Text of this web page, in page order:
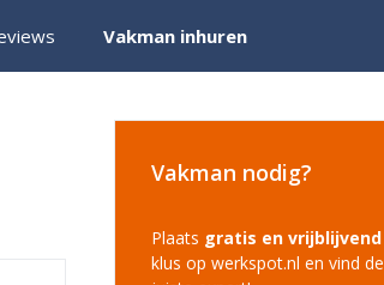
Vakman inhuren
Vakman nodig?
Plaats gratis en vrijblijvend
klus op werkspot.nl en vind de